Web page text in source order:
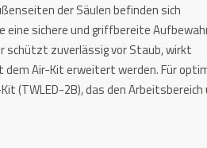
der Säulen befinden sich
sichere und griffbereite
schützt zuverlässig vor Staub, wirkt
Air-Kit erweitert werden. Für
(TWLED-2B), das den